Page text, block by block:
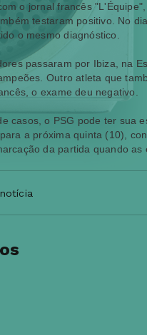
o jornal francês
testaram positivo. No
o mesmo diagnóstico.
passaram por Ibiza, na
Outro atleta que
o exame deu negativo.
casos, o PSG pode ter sua
a próxima quinta (10),
da partida quando